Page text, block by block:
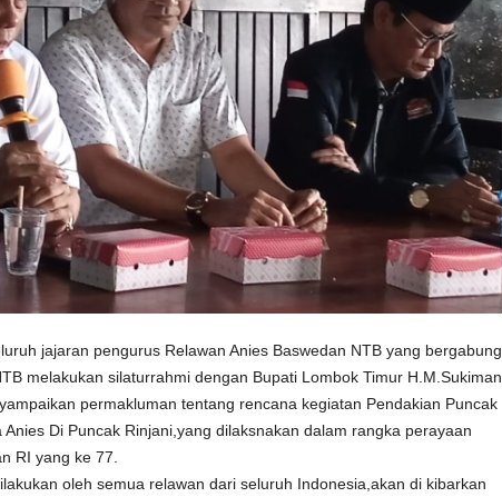
jajaran pengurus Relawan Anies Baswedan NTB yang bergabung
melakukan silaturrahmi dengan Bupati Lombok Timur H.M.Sukiman
permakluman tentang rencana kegiatan Pendakian Puncak
Di Puncak Rinjani,yang dilaksnakan dalam rangka perayaan
RI yang ke 77.
oleh semua relawan dari seluruh Indonesia,akan di kibarkan